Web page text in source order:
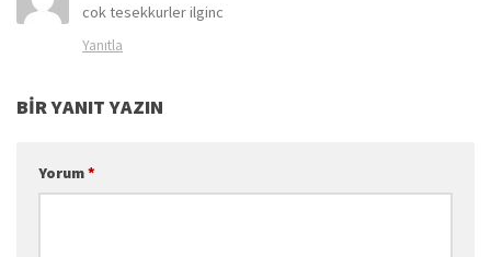
cok tesekkurler ilginc
Yanıtla
BIR YANIT YAZIN
Yorum*